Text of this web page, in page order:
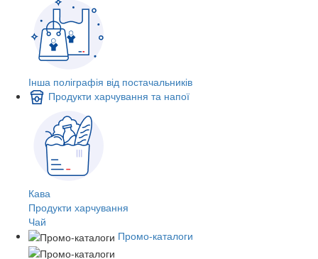
Інша поліграфія від постачальників
Продукти харчування та напої
Кава
Продукти харчування
Чай
Промо-каталоги